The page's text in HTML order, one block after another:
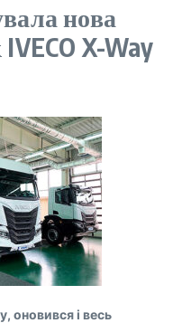
нова
X-Way
оновився і весь